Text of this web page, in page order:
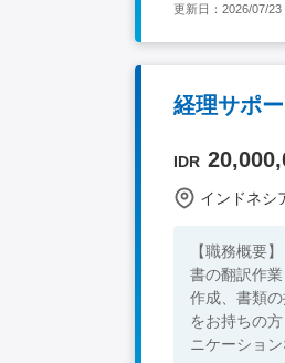
更新日：2026/07/23
経理サポ
IDR
インドネシ
【職務概要
書の翻訳作
作成、書類の提出（
をお持ちの
ニケーショ